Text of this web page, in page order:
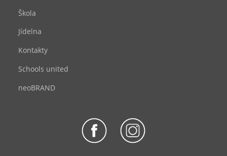
Škola
Jídelna
Kontakty
Schools united
neoBRAND